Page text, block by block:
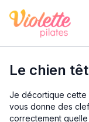
Le chien
Je décortique cette
vous donne des
correctement